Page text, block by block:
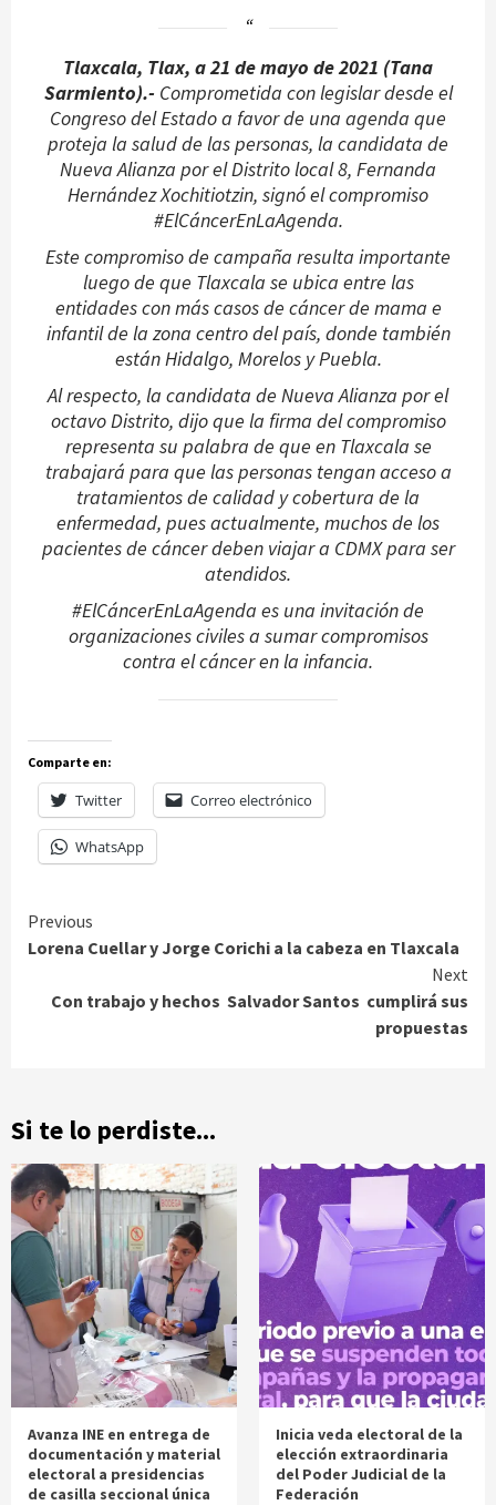
Tlaxcala, Tlax, a 21 de mayo de 2021 (Tana
Sarmiento).- Comprometida con legislar desde el
Congreso del Estado a favor de una agenda que
proteja la salud de las personas, la candidata de
Nueva Alianza por el Distrito local 8, Fernanda
Hernández Xochitiotzin, signó el compromiso
#ElCáncerEnLaAgenda.
Este compromiso de campaña resulta importante
luego de que Tlaxcala se ubica entre las
entidades con más casos de cáncer de mama e
infantil de la zona centro del país, donde también
están Hidalgo, Morelos y Puebla.
Al respecto, la candidata de Nueva Alianza por el
octavo Distrito, dijo que la firma del compromiso
representa su palabra de que en Tlaxcala se
trabajará para que las personas tengan acceso a
tratamientos de calidad y cobertura de la
enfermedad, pues actualmente, muchos de los
pacientes de cáncer deben viajar a CDMX para ser
atendidos.
#ElCáncerEnLaAgenda es una invitación de
organizaciones civiles a sumar compromisos
contra el cáncer en la infancia.
Comparte en:
Twitter Correo electrónico
WhatsApp
Continue
Previous
Lorena Cuellar y Jorge Corichi a la cabeza en Tlaxcala
Next
Con trabajo y hechos Salvador Santos cumplirá sus
propuestas
Si te lo perdiste...
Avanza INE en entrega de
documentación y material
electoral a presidencias
de casilla seccional única
Inicia veda electoral de la
elección extraordinaria
del Poder Judicial de la
Federación